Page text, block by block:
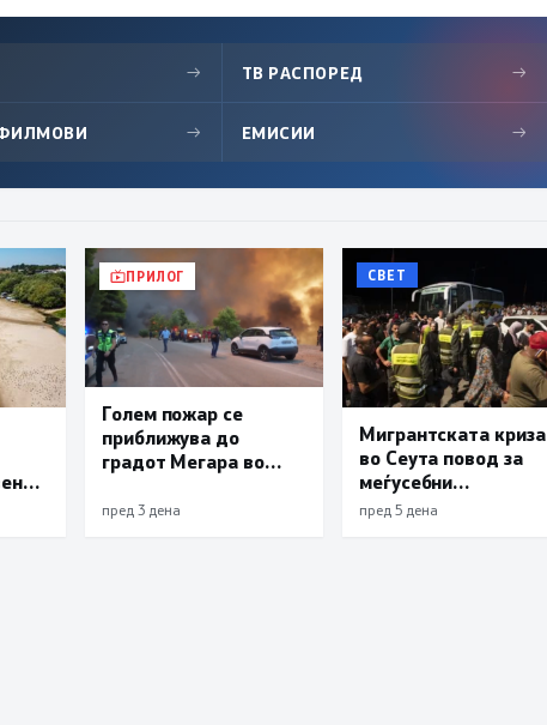
→ ТВ РАСПОРЕД →
→ ЕМИСИИ →
и
ПРИЛОГ
Голем пожар се
приближува до
градот Мегара во
засега има пет
пред 3 дена
СВЕТ
Мигрантската криза
во Сеута повод за
меѓусебни
обвинувања помеѓу
пред 5 дена